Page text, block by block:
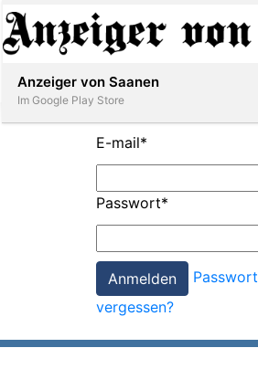
Abonnieren
E-mail*
Passwort*
Passwort
vergessen?
Anzeiger von Saanen
Im Google Play Store